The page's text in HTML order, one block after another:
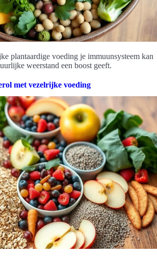
plantaardige voeding je immuunsysteem kan
weerstand een boost geeft.
met vezelrijke voeding